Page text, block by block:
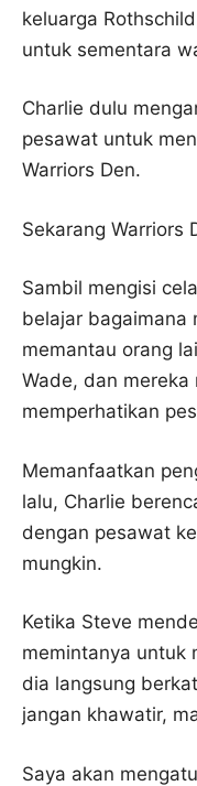
keluarga
untuk sementara
Charlie dulu
pesawat untuk
Warriors Den.
Sekarang Warriors
Sambil mengisi
belajar bagaimana
memantau orang
Wade, dan mereka
memperhatikan
Memanfaatkan
lalu, Charlie
dengan pesawat
mungkin.
Ketika Steve
memintanya untuk
dia langsung
jangan khawatir,
Saya akan